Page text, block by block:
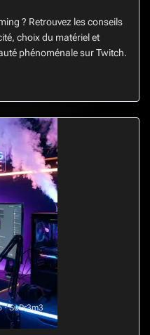
? Retrouvez les conseils
choix du matériel et
phénoménale sur Twitch.
· SuPr3m3